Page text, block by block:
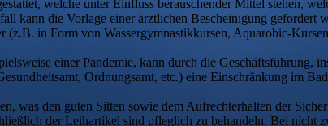
welche unter Einfluss berauschender Mittel stehen,
kann die Vorlage einer ärztlichen Bescheinigung gefordert
(z.B. in Form von Wassergymnastikkursen, Aquarobic-
einer Pandemie, kann durch die Geschäftsführung,
Ordnungsamt, etc.) eine Einschränkung im
was den guten Sitten sowie dem Aufrechterhalten der
der Leihartikel sind pfleglich zu behandeln. Bei nicht